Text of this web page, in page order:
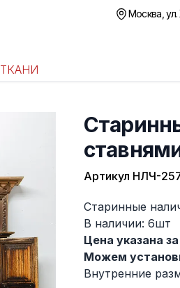
Москва,
ТКАНИ
Артикул НЛЧ-
Описание
Старинные
В наличии: 6шт
Цена указана
Можем
Внутренние